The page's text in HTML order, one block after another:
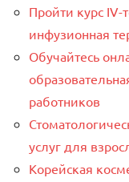
Пройти курс IV-
инфузионная
Обучайтесь
работников
услуг для
Корейская